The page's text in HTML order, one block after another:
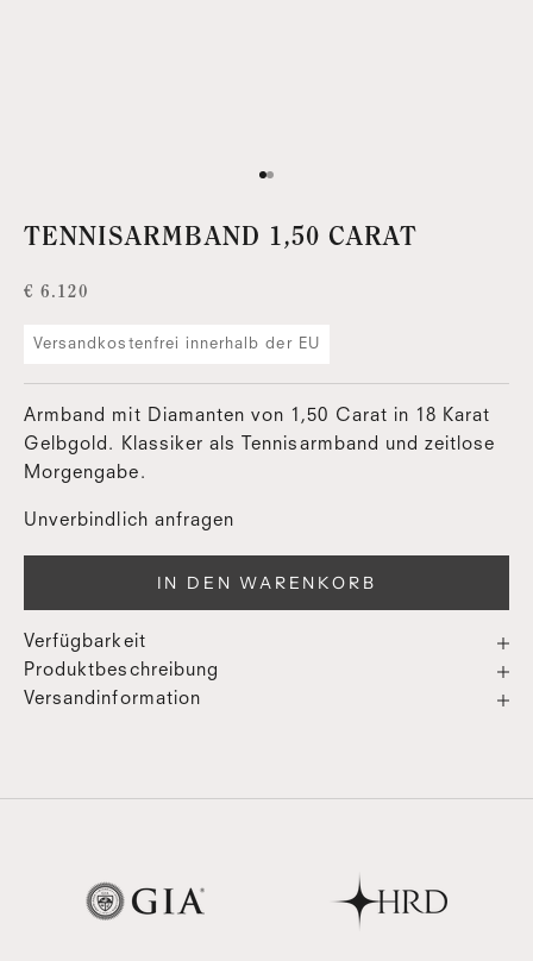
Gehe zu Element 1
Gehe zu Element 2
TENNIS­ARMBAND 1,50 CARAT
Angebot
€ 6.120
Versandkostenfrei innerhalb der EU
Armband mit Diamanten von 1,50 Carat in 18 Karat
Gelbgold. Klassiker als Tennisarmband und zeitlose
Morgengabe.
Unverbindlich anfragen
IN DEN WARENKORB
Verfügbarkeit
Produktbeschreibung
Versandinformation